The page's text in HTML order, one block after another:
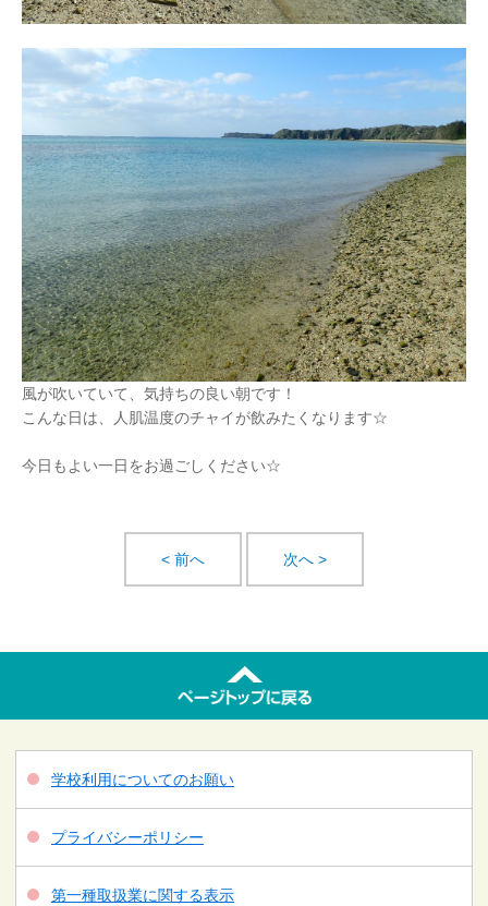
風が吹いていて、気持ちの良い朝です！
こんな日は、人肌温度のチャイが飲みたくなります☆
今日もよい一日をお過ごしください☆
< 前へ 次へ >
学校利用についてのお願い
プライバシーポリシー
第一種取扱業に関する表示